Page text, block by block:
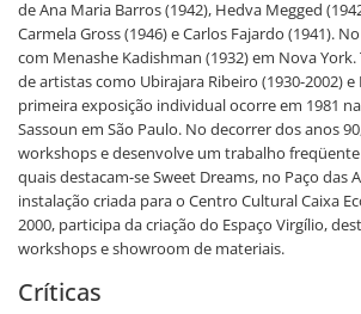
de Ana Maria Barros (1942), Hedva Megged
Carmela Gross (1946) e Carlos Fajardo (1941).
com Menashe Kadishman (1932) em Nova
de artistas como Ubirajara Ribeiro (1930-2002) e
primeira exposição individual ocorre em 1981
Sassoun em São Paulo. No decorrer dos anos
workshops e desenvolve um trabalho
quais destacam-se Sweet Dreams, no Paço das
instalação criada para o Centro Cultural Caixa
2000, participa da criação do Espaço Virgílio,
workshops e showroom de materiais.
Críticas